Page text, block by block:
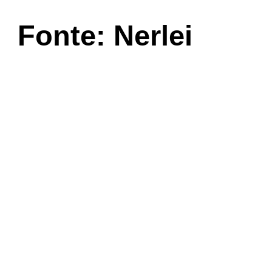
Fonte: Nerlei